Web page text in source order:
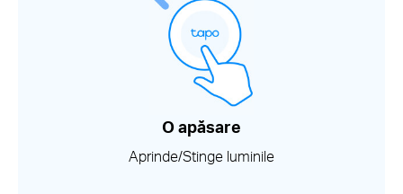
O apăsare
Aprinde/Stinge luminile